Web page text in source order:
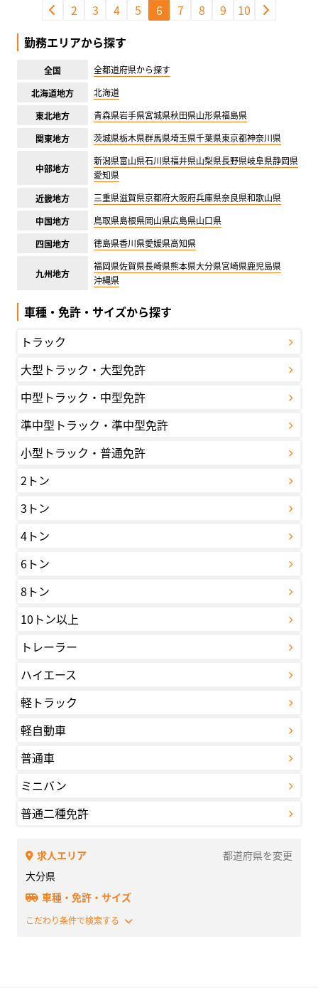
2 3 4 5 6 7 8 9
10
勤務エリアから探す
全国
全都道府県から探す
北海道地方
北海道
東北地方
青森県岩手県宮城県秋田県山形県福島県
関東地方
茨城県栃木県群馬県埼玉県千葉県東京都神奈川県
中部地方
新潟県富山県石川県福井県山梨県長野県岐阜県静岡県
愛知県
近畿地方
三重県滋賀県京都府大阪府兵庫県奈良県和歌山県
中国地方
鳥取県島根県岡山県広島県山口県
四国地方
徳島県香川県愛媛県高知県
九州地方
福岡県佐賀県長崎県熊本県大分県宮崎県鹿児島県
沖縄県
車種・免許・サイズから探す
トラック
大型トラック・大型免許
中型トラック・中型免許
準中型トラック・準中型免許
小型トラック・普通免許
2トン
3トン
4トン
6トン
8トン
10トン以上
トレーラー
ハイエース
軽トラック
軽自動車
普通車
ミニバン
普通二種免許
求人エリア
都道府県を変更
大分県
車種・免許・サイズ
こだわり条件で検索する